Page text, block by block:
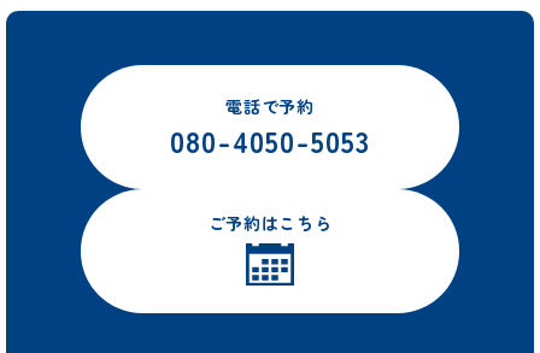
電話で予約
080-4050-5053
ご予約はこちら